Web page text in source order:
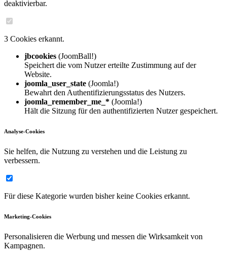
deaktivierbar.
3 Cookies erkannt.
jbcookies (JoomBall!)
Speichert die vom Nutzer erteilte Zustimmung auf der
Website.
joomla_user_state (Joomla!)
Bewahrt den Authentifizierungsstatus des Nutzers.
joomla_remember_me_* (Joomla!)
Hält die Sitzung für den authentifizierten Nutzer gespeichert.
Analyse-Cookies
Sie helfen, die Nutzung zu verstehen und die Leistung zu
verbessern.
Für diese Kategorie wurden bisher keine Cookies erkannt.
Marketing-Cookies
Personalisieren die Werbung und messen die Wirksamkeit von
Kampagnen.